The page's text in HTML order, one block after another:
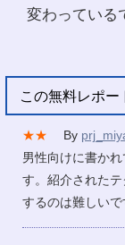
変わっている
この無料レポ
★★ By
男性向けに書か
す。紹介された
するのは難しいで